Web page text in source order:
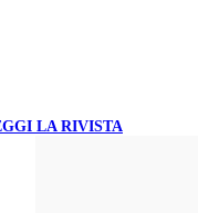
LA RIVISTA